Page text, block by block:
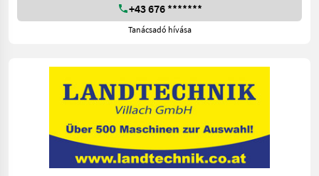
+43 676 *******
Tanácsadó hívása